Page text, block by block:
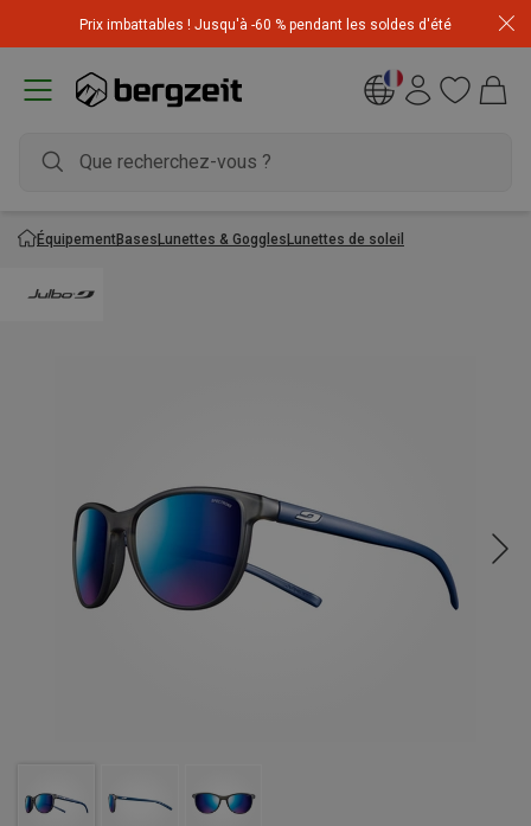
Prix imbattables ! Jusqu'à -60 % pendant les soldes d'été
l'article le moins cher! Code
ÉquipementBasesLunettes & GogglesLunettes de soleil